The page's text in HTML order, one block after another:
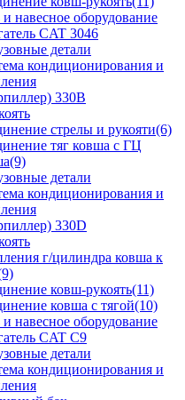
и навесное оборудование
CAT 3046
детали
кондиционирования и
330B
стрелы и рукояти(6)
тяг ковша с ГЦ
детали
кондиционирования и
330D
г/цилиндра ковша к
ковш-рукоять(11)
ковша с тягой(10)
и навесное оборудование
CAT C9
детали
кондиционирования и